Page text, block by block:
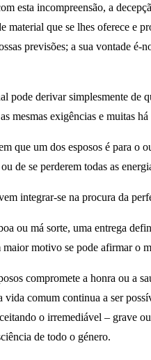
esta incompreensão, a
que se lhes oferece e
previsões; a sua vontade
derivar simplesmente de
mesmas exigências e muitas
que um dos esposos é para
de se perderem todas as
integrar-se na procura da
ou má sorte, uma entrega
motivo se pode afirmar o
compromete a honra ou a
comum continua a ser
o irremediável – grave
de todo o género.